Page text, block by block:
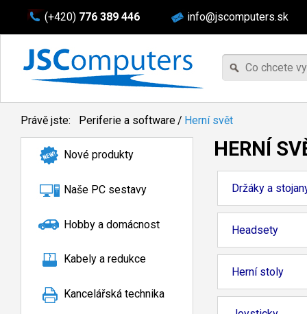
(+420) 776 389 446 info@jscomputers.sk
Právě jste: Periferie a software/ Herní svět
Nové produkty
Naše PC sestavy
Hobby a domácnost
Kabely a redukce
Kancelářská technika
HERNÍ
Držáky a
Headsety
Herní stoly